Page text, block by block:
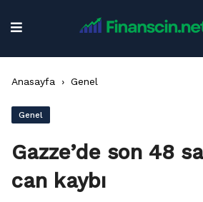
Anasayfa › Genel
Genel
Gazze’de son 48
can kaybı